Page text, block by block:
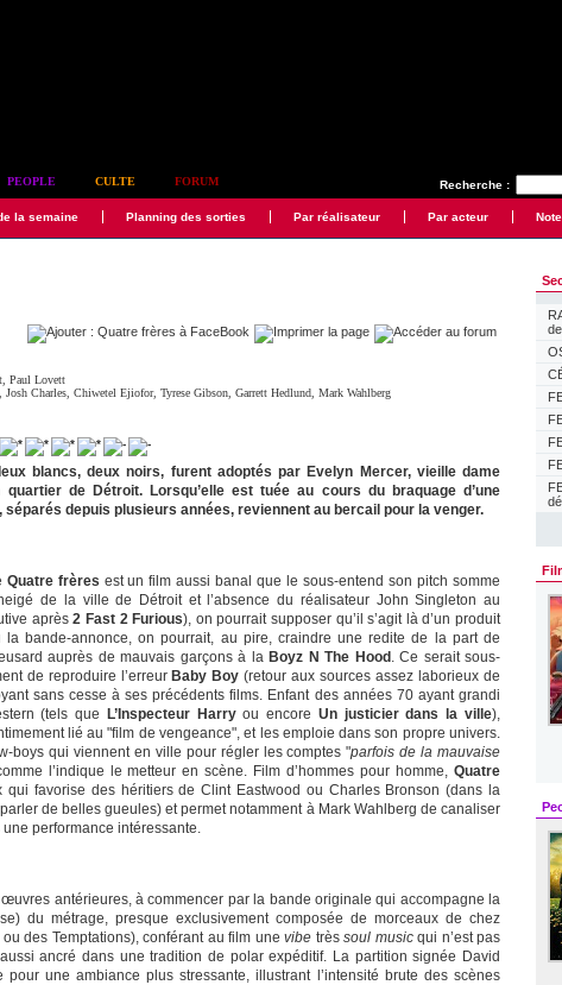
Recherche :
PEOPLE CULTE FORUM
la semaine Planning des sorties Par réalisateur Par acteur
,Paul Lovett
,Josh Charles ,Chiwetel Ejiofor,Tyrese Gibson ,Garrett Hedlund ,Mark Wahlberg
blancs, deux noirs, furent adoptés par Evelyn Mercer, vieille dame
quartier de Détroit. Lorsqu’elle est tuée au cours du braquage d’une
séparés depuis plusieurs années, reviennent au bercail pour la venger.
Quatre frères est un film aussi banal que le sous-entend son pitch somme
de la ville de Détroit et l’absence du réalisateur John Singleton au
après2 Fast 2 Furious), on pourrait supposer qu’il s’agit là d’un produit
la bande-annonce, on pourrait, au pire, craindre une redite de la part de
auprès de mauvais garçons à la Boyz N The Hood . Ce serait sous-
de reproduire l’erreur Baby Boy (retour aux sources assez laborieux de
sans cesse à ses précédents films. Enfant des années 70 ayant grandi
(tels que
L’Inspecteur Harryou encore Un justicier dans la ville),
lié au "film de vengeance", et les emploie dans son propre univers.
boys qui viennent en ville pour régler les comptes "parfois de la mauvaise
l’indique le metteur en scène. Film d’hommes pour homme, Quatre
qui favorise des héritiers de Clint Eastwood ou Charles Bronson (dans la
de belles gueules) et permet notamment à Mark Wahlberg de canaliser
performance intéressante.
œuvres antérieures, à commencer par la bande originale qui accompagne la
du métrage, presque exclusivement composée de morceaux de chez
des Temptations), conférant au film unevibe trèssoul musicqui n’est pas
ancré dans une tradition de polar expéditif. La partition signée David
une ambiance plus stressante, illustrant l’intensité brute des scènes